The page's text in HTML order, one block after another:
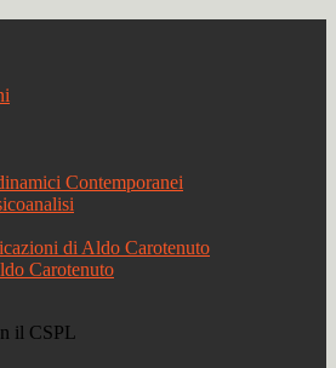
Contemporanei
di Aldo Carotenuto
Carotenuto
il CSPL